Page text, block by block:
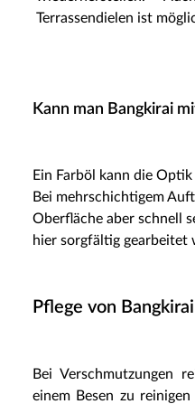
Terrassendielen ist
Kann man Bangkirai
Ein Farböl kann die
Bei mehrschichtigem
Oberfläche aber schnell
hier sorgfältig gearbeitet
Pflege von Bangkirai
Bei Verschmutzungen
einem Besen zu